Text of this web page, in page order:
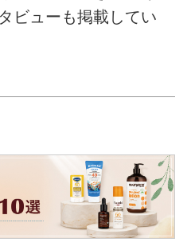
ビューも掲載してい